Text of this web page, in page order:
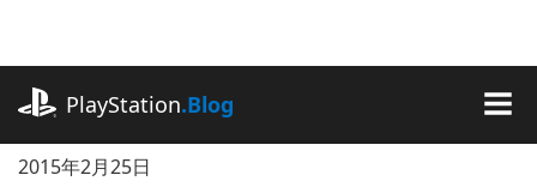
に
キ
ッ
プ
PlayStation.Blog
2015年2月25日